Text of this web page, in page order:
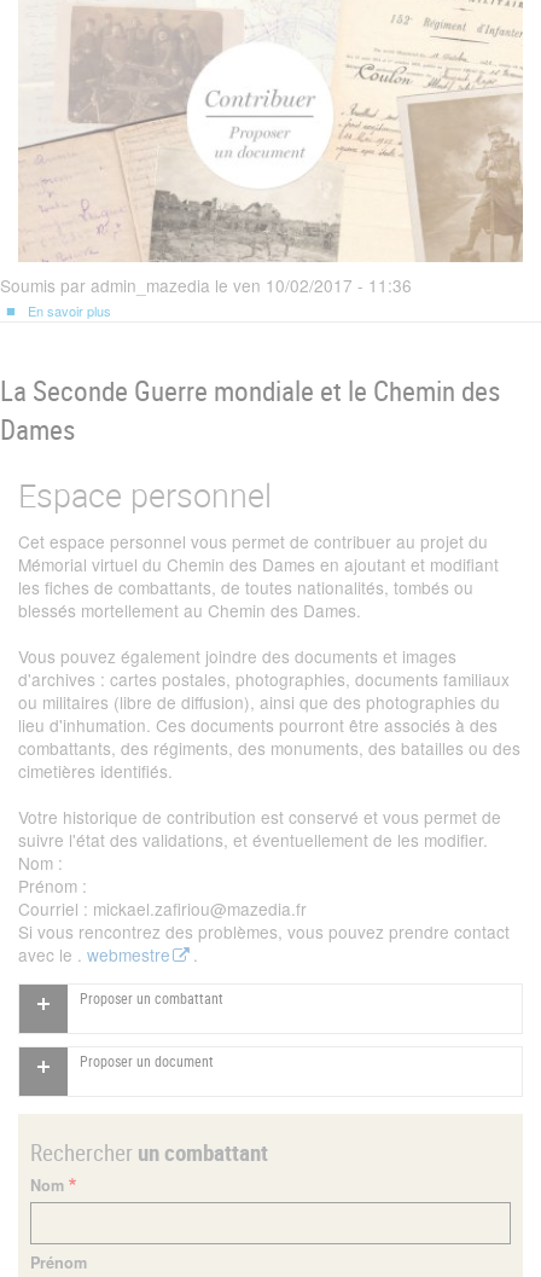
Soumis par admin_mazedia le ven 10/02/2017 - 11:36
En savoir plus
du
Chemin
La Seconde Guerre mondiale et le Chemin des
Dames
Espace personnel
Cet espace personnel vous permet de contribuer au projet du
Mémorial virtuel du Chemin des Dames en ajoutant et modifiant
les fiches de combattants, de toutes nationalités, tombés ou
blessés mortellement au Chemin des Dames.
Vous pouvez également joindre des documents et images
d'archives : cartes postales, photographies, documents familiaux
ou militaires (libre de diffusion), ainsi que des photographies du
lieu d'inhumation. Ces documents pourront être associés à des
combattants, des régiments, des monuments, des batailles ou des
cimetières identifiés.
Votre historique de contribution est conservé et vous permet de
suivre l'état des validations, et éventuellement de les modifier.
Nom :
Prénom :
Courriel : mickael.zafiriou@mazedia.fr
Si vous rencontrez des problèmes, vous pouvez prendre contact
avec le . webmestre .
Proposer un combattant
Proposer un document
Rechercher un combattant
Nom
Prénom